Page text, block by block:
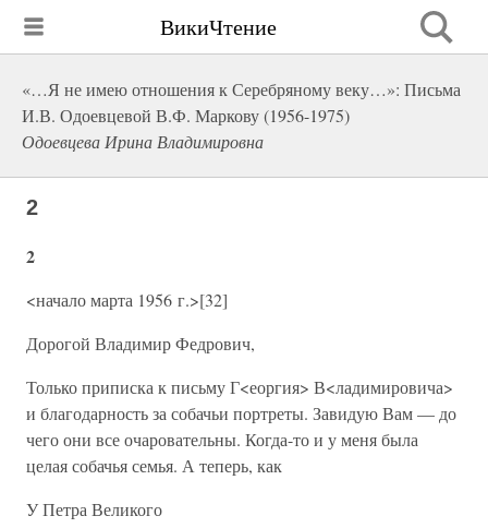
ВикиЧтение
«…Я не имею отношения к Серебряному веку…»: Письма
И.В. Одоевцевой В.Ф. Маркову (1956-1975)
Одоевцева Ирина Владимировна
2
2
<начало марта 1956 г.>[32]
Дорогой Владимир Федрович,
Только приписка к письму Г<еоргия> В<ладимировича>
и благодарность за собачьи портреты. Завидую Вам — до
чего они все очаровательны. Когда-то и у меня была
целая собачья семья. А теперь, как
У Петра Великого